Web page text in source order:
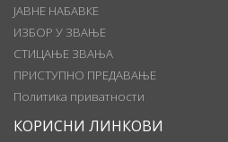
ЈАВНЕ НАБАВКЕ
ИЗБОР У ЗВАЊЕ
СТИЦАЊЕ ЗВАЊА
ПРИСТУПНО ПРЕДАВАЊЕ
Политика приватности
КОРИСНИ ЛИНКОВИ